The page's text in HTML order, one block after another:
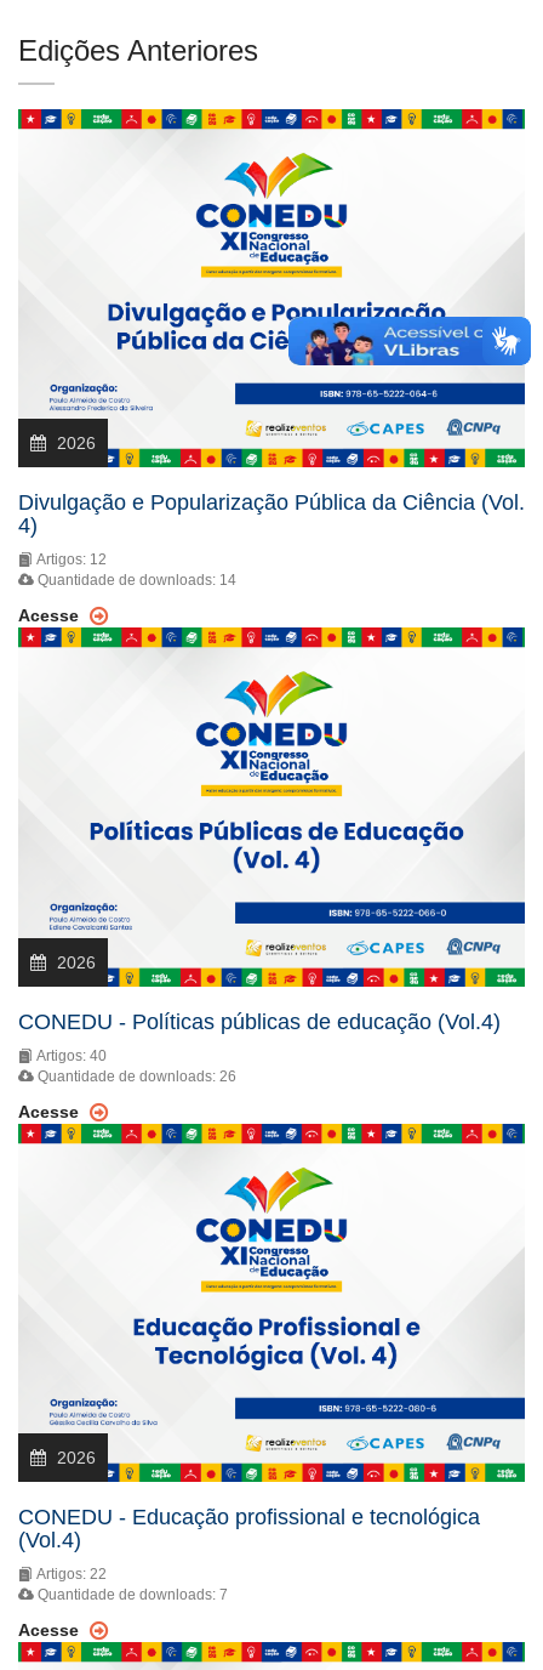
Edições Anteriores
2026
Divulgação e Popularização Pública da Ciência (Vol.
4)
Artigos: 12
Quantidade de downloads: 14
Acesse
2026
CONEDU - Políticas públicas de educação (Vol.4)
Artigos: 40
Quantidade de downloads: 26
Acesse
2026
CONEDU - Educação profissional e tecnológica
(Vol.4)
Artigos: 22
Quantidade de downloads: 7
Acesse